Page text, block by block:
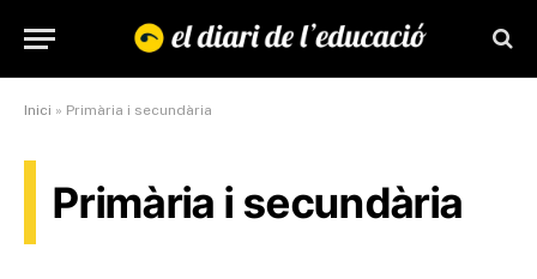
Inici » Primària i secundària
Primària i secundària